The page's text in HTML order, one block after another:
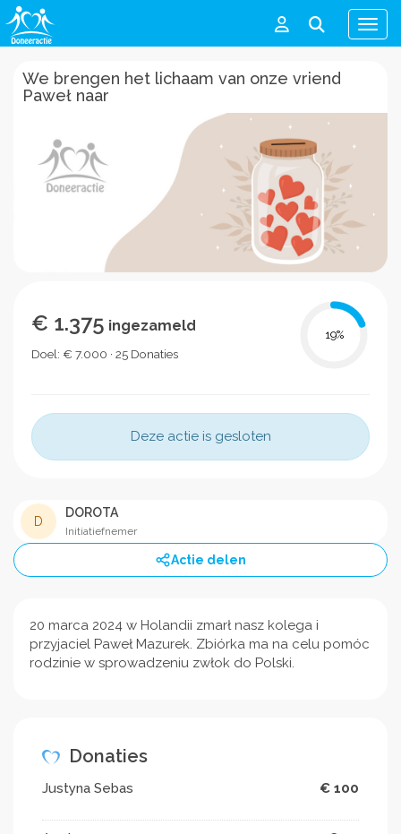
Menu
We brengen het lichaam van onze vriend
Paweł naar
€ 1.375 ingezameld
Doel: € 7.000 · 25 Donaties
19%
Deze actie is gesloten
D
DOROTA
Initiatiefnemer
Actie delen
20 marca 2024 w Holandii zmarł nasz kolega i
przyjaciel Paweł Mazurek. Zbiórka ma na celu pomóc
rodzinie w sprowadzeniu zwłok do Polski.
Donaties
Justyna Sebas € 100